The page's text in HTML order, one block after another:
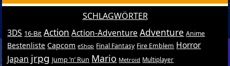
SCHLAGWÖRTER
3DS 16-Bit Action Action-Adventure Adventure Anime
Bestenliste Capcom eShop Final Fantasy Fire Emblem Horror
Japan jrpg Jump ’n’ Run Mario Metroid Multiplayer